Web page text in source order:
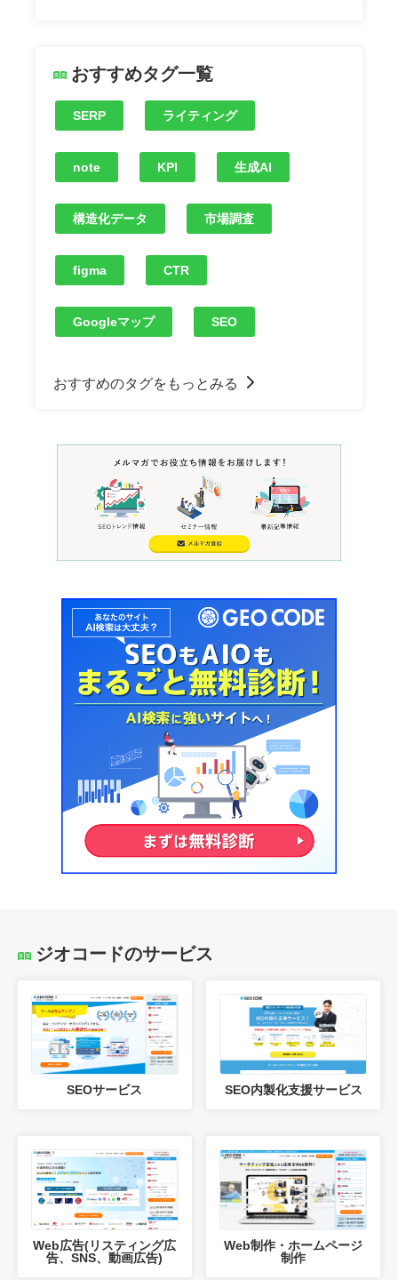
おすすめタグ一覧
SERP ライティング
note KPI 生成AI
構造化データ 市場調査
figma CTR
Googleマップ SEO
おすすめのタグをもっとみる
ジオコードのサービス
SEOサービス SEO内製化支援サービス
Web広告(リスティング広
告、SNS、動画広告)
Web制作・ホームページ
制作